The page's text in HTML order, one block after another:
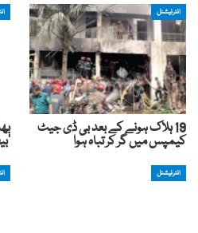
انٹرنیشنل
19 ہلاک ہونے کے بعد بی ڈی جیٹ
کیمپس میں گر کر تباہ ہوا
انٹرنیشنل